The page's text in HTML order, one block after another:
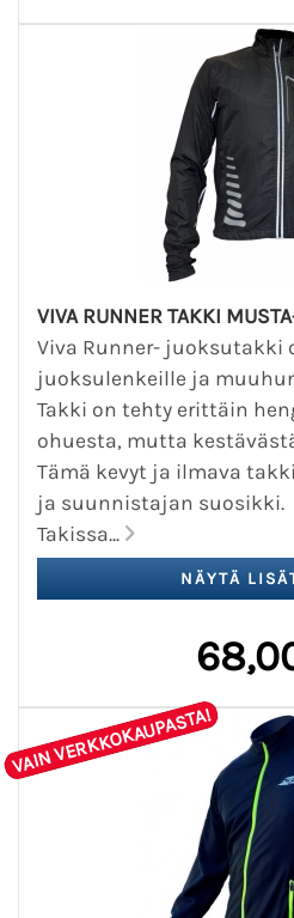
VIVA RUNNER TAKKI
Viva Runner- juoksutakki
juoksulenkeille ja
Takki on tehty erittäin
ohuesta, mutta
Tämä kevyt ja ilmava
ja suunnistajan suosikki.
Takissa...
VAIN VERKKOKAUPASTA!